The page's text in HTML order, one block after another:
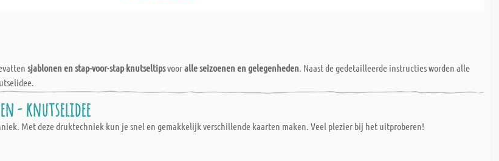
sjablonen en stap-voor-stap knutseltipsvooralle seizoenen en gelegenheden. Naast de gedetailleerde instructies worden alle
- knutselidee
Met deze druktechniek kun je snel en gemakkelijk verschillende kaarten maken. Veel plezier bij het uitproberen!